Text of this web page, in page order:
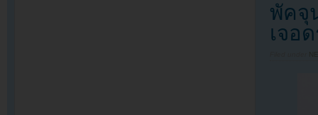
พัคจุ
เจอ